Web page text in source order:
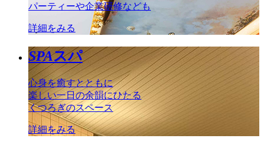
パーティーや企業研修なども
詳細をみる
SPAスパ
心身を癒すとともに
楽しい一日の余韻にひたる
くつろぎのスペース
詳細をみる